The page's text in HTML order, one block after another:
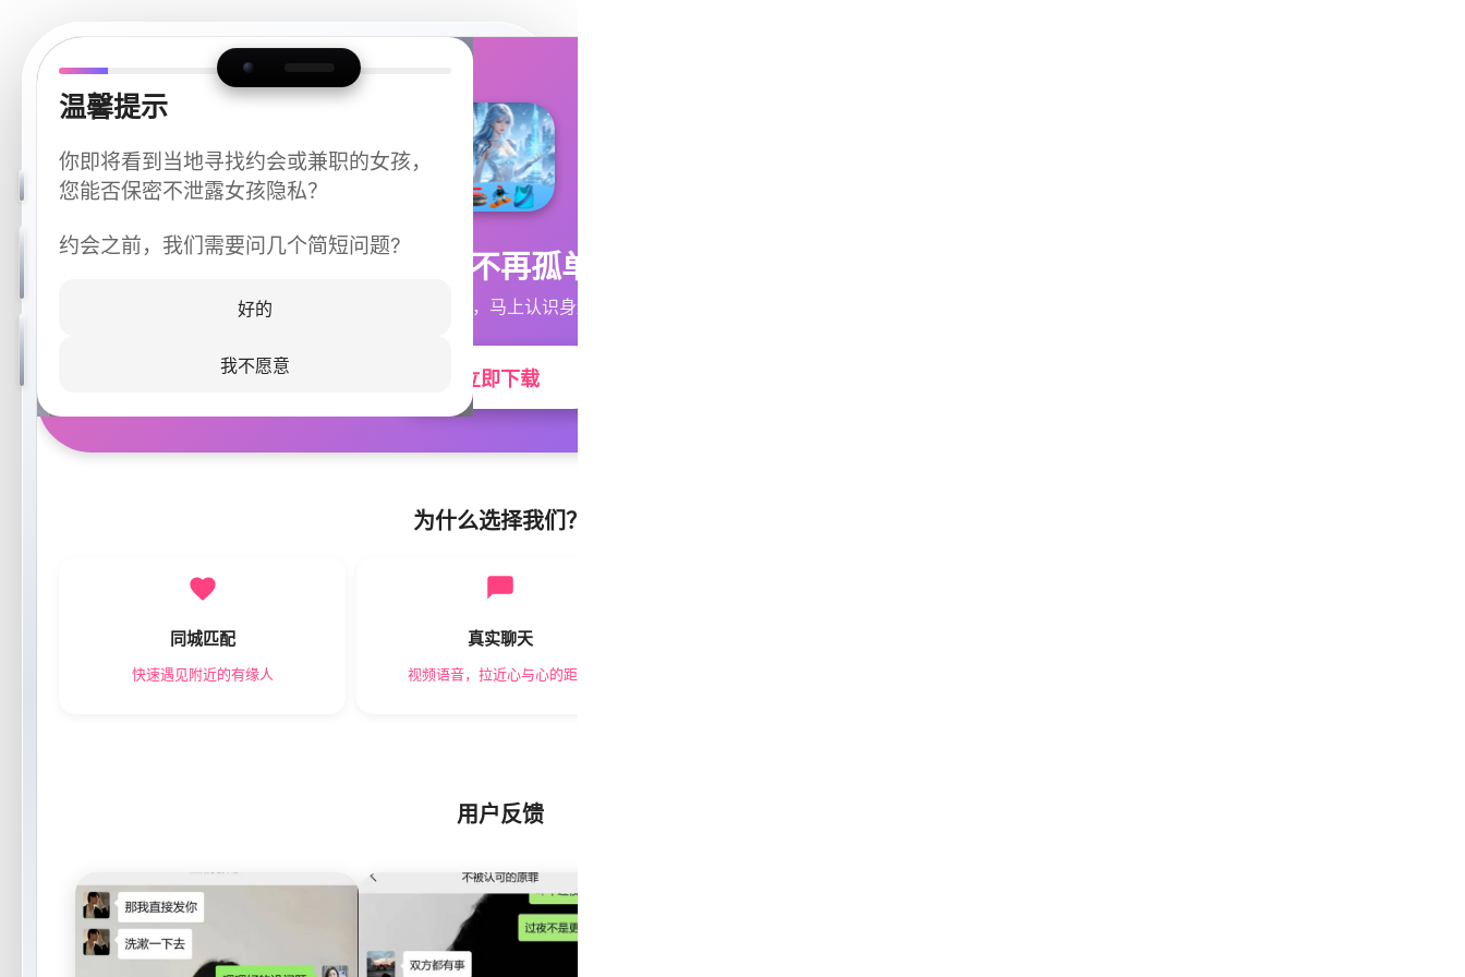
温馨提示
你即将看到当地寻找约会或兼职的女孩，
您能否保密不泄露女孩隐私？
约会之前，我们需要问几个简短问题?
好的
我不愿意
今晚不再孤单
同城快速匹配，马上认识身边的TA
立即下载
为什么选择我们？
同城匹配
快速遇见附近的有缘人
真实聊天
视频语音，拉近心与心的距离
用户反馈